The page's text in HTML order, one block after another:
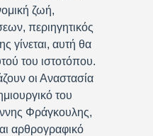
ζωή,
περιηγητικός
γίνεται, αυτή θα
του ιστοτόπου.
οι Αναστασία
του
Φράγκουλης,
αρθρογραφικό